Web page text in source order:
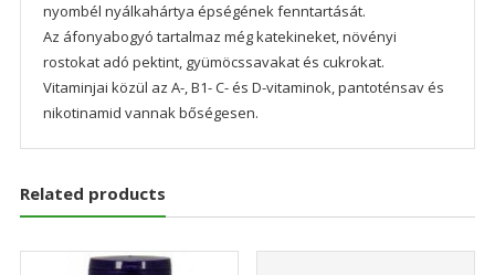
nyombél nyálkahártya épségének fenntartását.
Az áfonyabogyó tartalmaz még katekineket, növényi
rostokat adó pektint, gyümöcssavakat és cukrokat.
Vitaminjai közül az A-, B1- C- és D-vitaminok, pantoténsav és
nikotinamid vannak bőségesen.
Related products